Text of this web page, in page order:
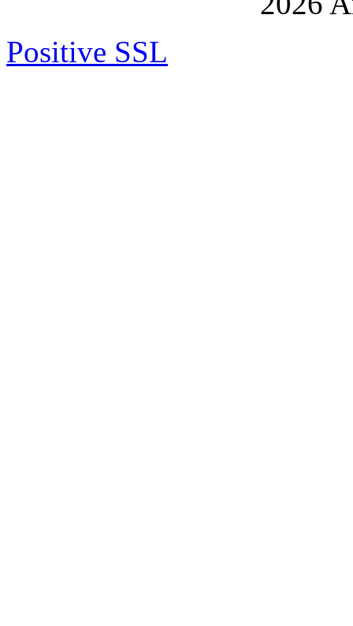
Positive SSL